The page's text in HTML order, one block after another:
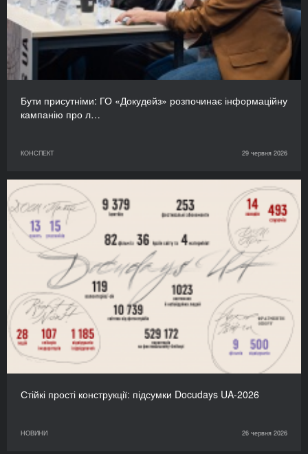
Бути присутніми: ГО «Докудейз» розпочинає інформаційну
кампанію про л…
КОНСПЕКТ 29 червня 2026
Стійкі прості конструкції: підсумки Docudays UA-2026
НОВИНИ 26 червня 2026